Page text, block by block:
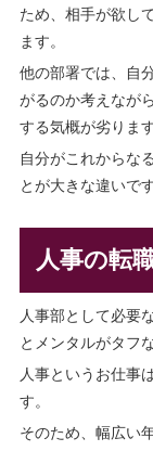
ため、相手が欲し
ます。
他の部署では、自
がるのか考えなが
する気概が劣ります
自分がこれからな
とが大きな違いです
人事の転
人事部として必要
とメンタルがタフ
人事というお仕事
す。
そのため、幅広い